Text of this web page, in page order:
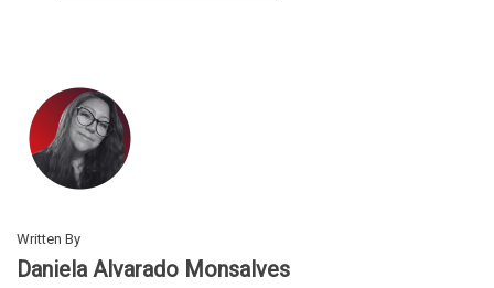
Written By
Daniela Alvarado Monsalves